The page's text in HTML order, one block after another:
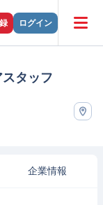
ログイン
タッフ
企業情報